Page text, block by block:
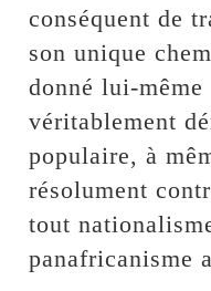
conséquent de
son unique
donné lui-
véritablement
populaire, à
résolument
tout
panafricanisme